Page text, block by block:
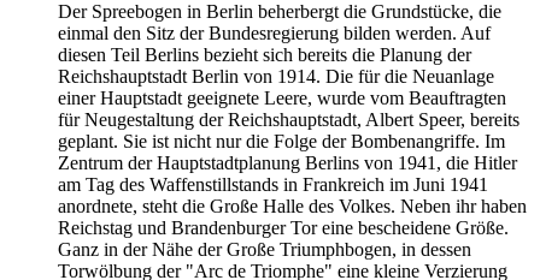
Der Spreebogen in Berlin beherbergt die Grundstücke, die
einmal den Sitz der Bundesregierung bilden werden. Auf
diesen Teil Berlins bezieht sich bereits die Planung der
Reichshauptstadt Berlin von 1914. Die für die Neuanlage
einer Hauptstadt geeignete Leere, wurde vom Beauftragten
für Neugestaltung der Reichshauptstadt, Albert Speer, bereits
geplant. Sie ist nicht nur die Folge der Bombenangriffe. Im
Zentrum der Hauptstadtplanung Berlins von 1941, die Hitler
am Tag des Waffenstillstands in Frankreich im Juni 1941
anordnete, steht die Große Halle des Volkes. Neben ihr haben
Reichstag und Brandenburger Tor eine bescheidene Größe.
Ganz in der Nähe der Große Triumphbogen, in dessen
Torwölbung der "Arc de Triomphe" eine kleine Verzierung